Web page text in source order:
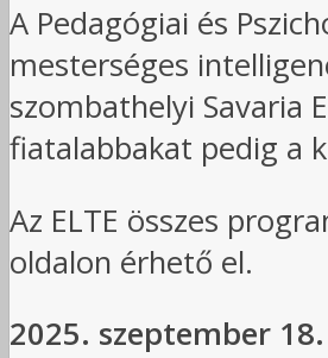
A Pedagógiai és
mesterséges
szombathelyi Savaria
fiatalabbakat pedig a
Az ELTE összes
oldalon érhető el.
2025. szeptember 18.